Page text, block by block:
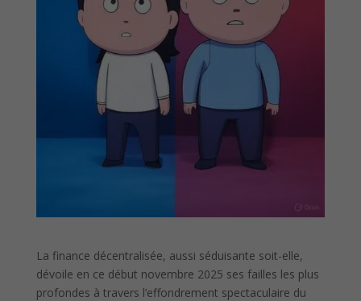
La finance décentralisée, aussi séduisante soit-elle,
dévoile en ce début novembre 2025 ses failles les plus
profondes à travers l’effondrement spectaculaire du